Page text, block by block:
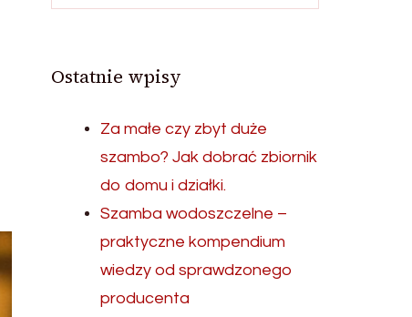
Ostatnie wpisy
Za małe czy zbyt duże
szambo? Jak dobrać zbiornik
do domu i działki.
Szamba wodoszczelne –
praktyczne kompendium
wiedzy od sprawdzonego
producenta